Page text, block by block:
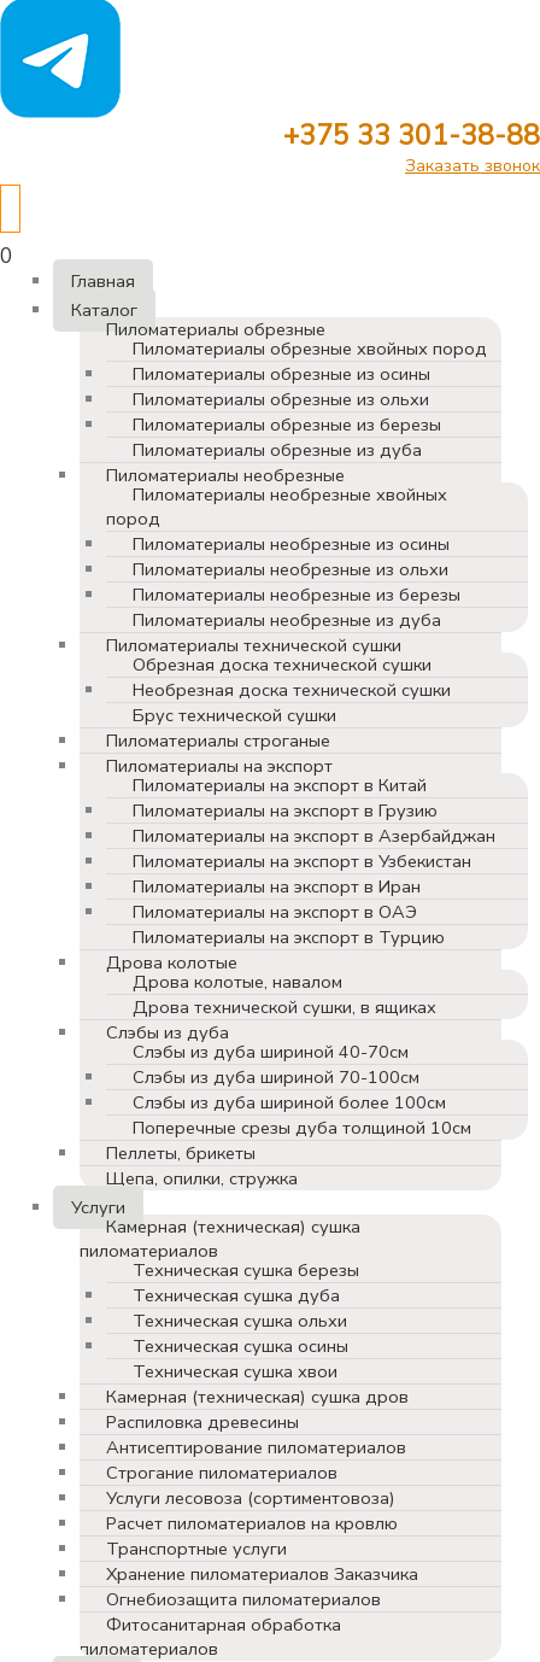
+375 33 301-38-88
Заказать звонок
0
Главная
Каталог
Пиломатериалы обрезные
Пиломатериалы обрезные хвойных пород
Пиломатериалы обрезные из осины
Пиломатериалы обрезные из ольхи
Пиломатериалы обрезные из березы
Пиломатериалы обрезные из дуба
Пиломатериалы необрезные
Пиломатериалы необрезные хвойных
пород
Пиломатериалы необрезные из осины
Пиломатериалы необрезные из ольхи
Пиломатериалы необрезные из березы
Пиломатериалы необрезные из дуба
Пиломатериалы технической сушки
Обрезная доска технической сушки
Необрезная доска технической сушки
Брус технической сушки
Пиломатериалы строганые
Пиломатериалы на экспорт
Пиломатериалы на экспорт в Китай
Пиломатериалы на экспорт в Грузию
Пиломатериалы на экспорт в Азербайджан
Пиломатериалы на экспорт в Узбекистан
Пиломатериалы на экспорт в Иран
Пиломатериалы на экспорт в ОАЭ
Пиломатериалы на экспорт в Турцию
Дрова колотые
Дрова колотые, навалом
Дрова технической сушки, в ящиках
Слэбы из дуба
Слэбы из дуба шириной 40-70см
Слэбы из дуба шириной 70-100см
Слэбы из дуба шириной более 100см
Поперечные срезы дуба толщиной 10см
Пеллеты, брикеты
Щепа, опилки, стружка
Услуги
Камерная (техническая) сушка
пиломатериалов
Техническая сушка березы
Техническая сушка дуба
Техническая сушка ольхи
Техническая сушка осины
Техническая сушка хвои
Камерная (техническая) сушка дров
Распиловка древесины
Антисептирование пиломатериалов
Строгание пиломатериалов
Услуги лесовоза (сортиментовоза)
Расчет пиломатериалов на кровлю
Транспортные услуги
Хранение пиломатериалов Заказчика
Огнебиозащита пиломатериалов
Фитосанитарная обработка
пиломатериалов